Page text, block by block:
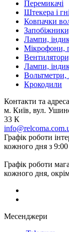
Перемикачі
Штекера і
Ковпачки
Лампи,
Мікрофони,
Лампи,
Крокодили
Контакти та адреса
м. Київ, вул.
33 К
Графік роботи
кожного дня з
Графік роботи
кожного дня,
Месенджери